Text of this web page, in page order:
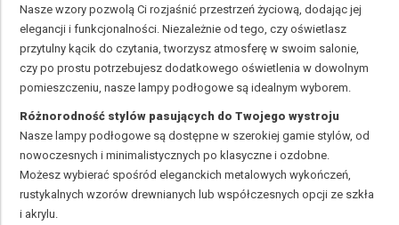
Nasze wzory pozwolą Ci rozjaśnić przestrzeń życiową, dodając jej
elegancji i funkcjonalności. Niezależnie od tego, czy oświetlasz
przytulny kącik do czytania, tworzysz atmosferę w swoim salonie,
czy po prostu potrzebujesz dodatkowego oświetlenia w dowolnym
pomieszczeniu, nasze lampy podłogowe są idealnym wyborem.
Różnorodność stylów pasujących do Twojego wystroju
Nasze lampy podłogowe są dostępne w szerokiej gamie stylów, od
nowoczesnych i minimalistycznych po klasyczne i ozdobne.
Możesz wybierać spośród eleganckich metalowych wykończeń,
rustykalnych wzorów drewnianych lub współczesnych opcji ze szkła
i akrylu.